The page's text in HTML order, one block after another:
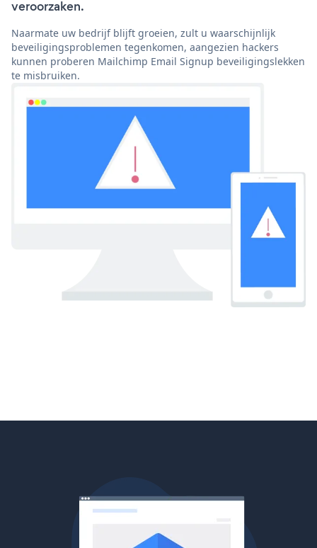
veroorzaken.
Naarmate uw bedrijf blijft groeien, zult u waarschijnlijk
beveiligingsproblemen tegenkomen, aangezien hackers
kunnen proberen Mailchimp Email Signup beveiligingslekken
te misbruiken.